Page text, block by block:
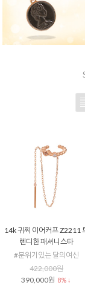
14k 귀찌 이어커프 Z2211
렌디한 패셔니스타
#분위기있는 달의여신
422,000원
390,000원 8% ↓